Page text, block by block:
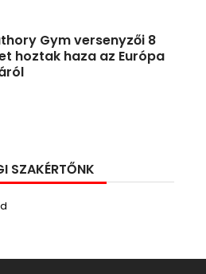
Gym versenyzői 8
hoztak haza az Európa
SZAKÉRTŐNK